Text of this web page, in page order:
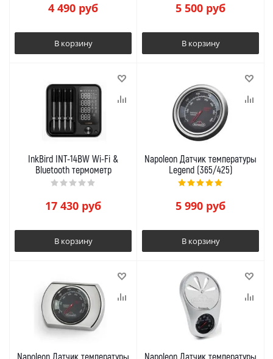
4 490 руб
В корзину
5 500 руб
В корзину
InkBird INT-14BW Wi-Fi &
Bluetooth термометр
17 430 руб
В корзину
Napoleon Датчик температуры
Legend (365/425)
5 990 руб
В корзину
Napoleon Датчик температуры
Napoleon Датчик температуры